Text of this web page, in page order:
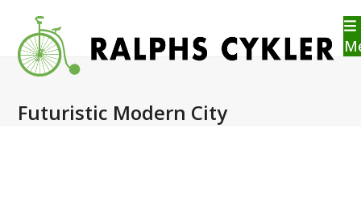
content
Futuristic Modern City